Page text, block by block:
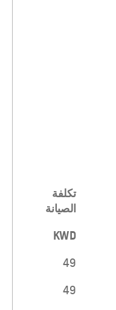
تكلفة
الصيانة
KWD
49
49